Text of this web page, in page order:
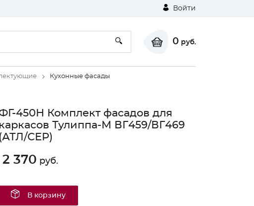
Войти
0 руб.
Кухонные фасады
450Н Комплект фасадов для
каркасов Тулиппа-М ВГ459/ВГ469
(АТЛ/СЕР)
2 370 руб.
В корзину